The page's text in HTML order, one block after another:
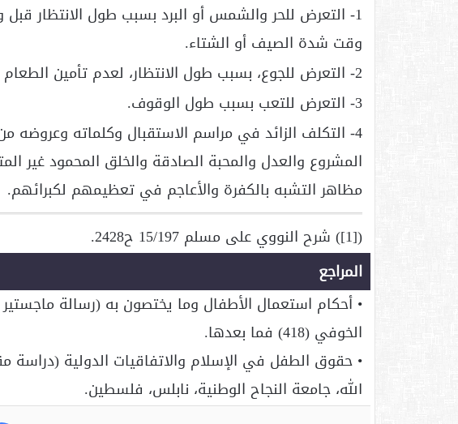
1- التعرض للحر والشمس أو البرد بسبب طول الانتظار
وقت شدة الصيف أو الشتاء.
2- التعرض للجوع، بسبب طول الانتظار، لعدم تأمين الطعام حال الانتظار الطويل.
3- التعرض للتعب بسبب طول الوقوف.
4- التكلف الزائد في مراسم الاستقبال وكلماته وعروضه
المشروع والعدل والمحبة الصادقة والخلق المحمود غير
مظاهر التشبه بالكفرة والأعاجم في تعظيمهم لكبرائهم.
([1]) شرح النووي على مسلم 15/197 ح2428.
المراجع
• أحكام استعمال الأطفال وما يختصون به (رسالة ماجستير
الخوفي (418) فما بعدها.
• حقوق الطفل في الإسلام والاتفاقيات الدولية (دراسة
الله، جامعة النجاح الوطنية، نابلس، فلسطين.